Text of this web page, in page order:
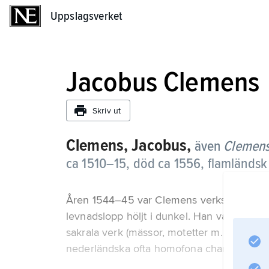
Uppslagsverket
Jacobus Clemens
Skriv ut
Clemens, Jacobus, även
ca 1510–15, död ca 1556,
Åren 1544–45 var Clemens verksam i
levnadslopp höljt i dunkel. Han var en av
sakrala verk (mässor, motetter m.m.) i
nederländska ofta homofona chansons.